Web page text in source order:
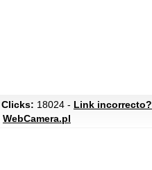
Clicks: 18024 - Link incorrecto?
WebCamera.pl